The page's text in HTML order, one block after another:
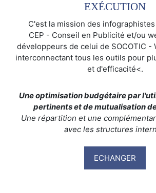
EXÉCUTION
C'est la mission des
CEP - Conseil en Publicité et/ou
développeurs de celui de SOCOTIC -
interconnectant tous les outils pour
et d'efficacité<.
Une optimisation budgétaire par
pertinents et de mutualisation
Une répartition et une
avec les structures
ECHANGER